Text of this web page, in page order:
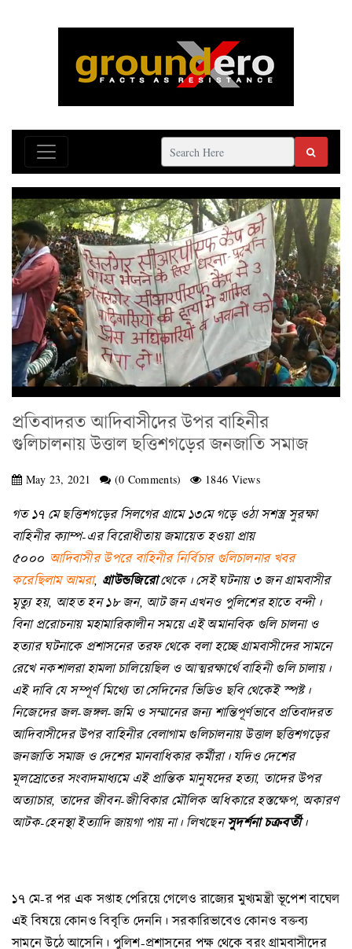
প্রতিবাদরত আদিবাসীদের উপর বাহিনীর
গুলিচালনায় উত্তাল ছত্তিশগড়ের জনজাতি সমাজ
May 23, 2021 (0 Comments) 1846 Views
গত ১৭ মে ছত্তিশগড়ের সিলগের গ্রামে ১৩মে গড়ে ওঠা সশস্ত্র সুরক্ষা
বাহিনীর ক্যাম্প-এর বিরোধীতায় জমায়েত হওয়া প্রায়
৫০০০ আদিবাসীর উপরে বাহিনীর নির্বিচার গুলিচালনার খবর
করেছিলাম আমরা, গ্রাউন্ডজিরোথেকে। সেই ঘটনায় ৩ জন গ্রামবাসীর
মৃত্যু হয়, আহত হন ১৮ জন, আট জন এখনও পুলিশের হাতে বন্দী।
বিনা প্ররোচনায় মহামারিকালীন সময়ে এই অমানবিক গুলি চালনা ও
হত্যার ঘটনাকে প্রশাসনের তরফ থেকে বলা হচ্ছে গ্রামবাসীদের সামনে
রেখে নকশালরা হামলা চালিয়েছিল ও আত্মরক্ষার্থে বাহিনী গুলি চালায়।
এই দাবি যে সম্পূর্ণ মিথ্যে তা সেদিনের ভিডিও ছবি থেকেই স্পষ্ট।
নিজেদের জল-জঙ্গল-জমি ও সম্মানের জন্য শান্তিপূর্ণভাবে প্রতিবাদরত
আদিবাসীদের উপর বাহিনীর বেলাগাম গুলিচালনায় উত্তাল ছত্তিশগড়ের
জনজাতি সমাজ ও দেশের মানবাধিকার কর্মীরা। যদিও দেশের
মূলস্রোতের সংবাদমাধ্যমে এই প্রান্তিক মানুষদের হত্যা, তাদের উপর
অত্যাচার, তাদের জীবন-জীবিকার মৌলিক অধিকারে হস্তক্ষেপ, অকারণ
আটক-হেনস্থা ইত্যাদি জায়গা পায় না। লিখছেনসুদর্শনা চক্রবর্তী।
১৭ মে-র পর এক সপ্তাহ পেরিয়ে গেলেও রাজ্যের মুখ্যমন্ত্রী ভূপেশ বাঘেল
এই বিষয়ে কোনও বিবৃতি দেননি। সরকারিভাবেও কোনও বক্তব্য
সামনে উঠে আসেনি। পুলিশ-প্রশাসনের পক্ষ থেকে বরং গ্রামবাসীদের